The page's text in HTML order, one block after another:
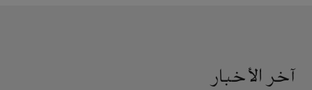
آخر الأخبار